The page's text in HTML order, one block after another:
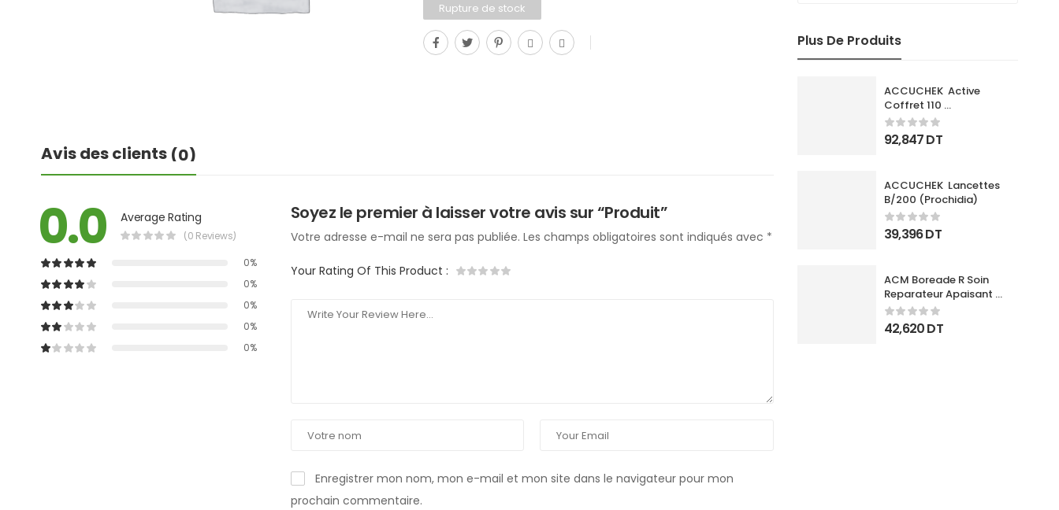
Plus De Produits
ACCUCHEK  Active
Coffret 110
Bandlettes+Appareil
92,847DT
ACCUCHEK  Lancettes
B/200 (Prochidia)
39,396DT
ACM Boreade R Soin
Reparateur Apaisant
40Ml
42,620DT
Rupture de stock
Avis des clients (0)
0.0 Average Rating
(0 Reviews)
0%
0%
0%
0%
0%
Soyez le premier à laisser votre avis sur “Produit”
Votre adresse e-mail ne sera pas publiée. Les champs obligatoires sont indiqués avec *
Your Rating Of This Product :
Enregistrer mon nom, mon e-mail et mon site dans le navigateur pour mon
prochain commentaire.